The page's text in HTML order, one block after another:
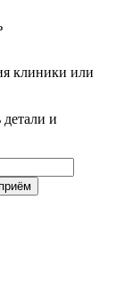
клиники или
и